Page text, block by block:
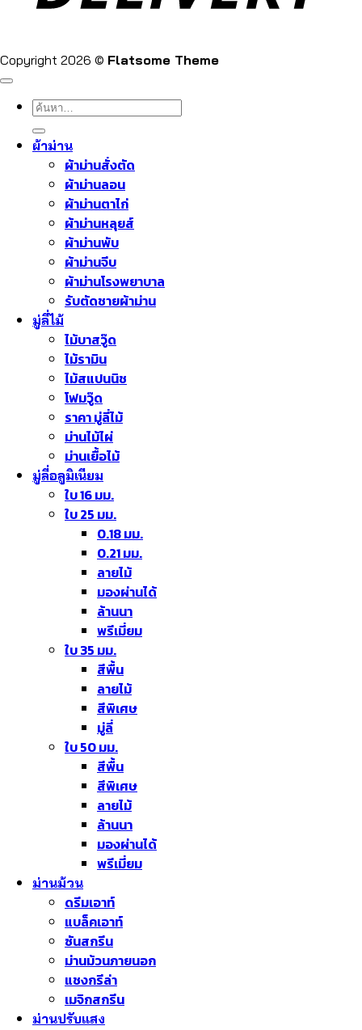
Copyright 2026 © Flatsome Theme
ค้นหา:
ผ้าม่าน
ผ้าม่านสั่งตัด
ผ้าม่านลอน
ผ้าม่านตาไก่
ผ้าม่านหลุยส์
ผ้าม่านพับ
ผ้าม่านจีบ
ผ้าม่านโรงพยาบาล
รับตัดชายผ้าม่าน
มู่ลี่ไม้
ไม้บาสวู๊ด
ไม้รามิน
ไม้สแปนนิช
โฟมวู๊ด
ราคา มู่ลี่ไม้
ม่านไม้ไผ่
ม่านเยื้อไม้
มู่ลี่อลูมิเนียม
ใบ 16 มม.
ใบ 25 มม.
0.18 มม.
0.21 มม.
ลายไม้
มองผ่านได้
ล้านนา
พรีเมี่ยม
ใบ 35 มม.
สีพื้น
ลายไม้
สีพิเศษ
มู่ลี่
ใบ 50 มม.
สีพื้น
สีพิเศษ
ลายไม้
ล้านนา
มองผ่านได้
พรีเมี่ยม
ม่านม้วน
ดรีมเอาท์
แบล็คเอาท์
ซันสกรีน
ม่านม้วนภายนอก
แชงกรีล่า
เมจิกสกรีน
ม่านปรับแสง